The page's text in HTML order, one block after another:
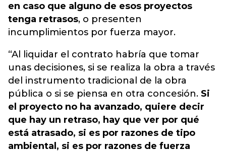
en caso que alguno de esos proyectos
tenga retrasos, o presenten
incumplimientos por fuerza mayor.
“Al liquidar el contrato habría que tomar
unas decisiones, si se realiza la obra a través
del instrumento tradicional de la obra
pública o si se piensa en otra concesión. Si
el proyecto no ha avanzado, quiere decir
que hay un retraso, hay que ver por qué
está atrasado, si es por razones de tipo
ambiental, si es por razones de fuerza